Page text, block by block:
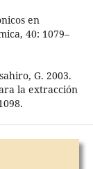
en
40: 1079–
G. 2003.
la extracción